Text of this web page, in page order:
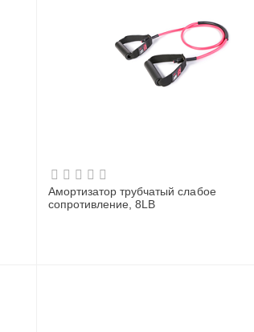
Амортизатор трубчатый слабое
сопротивление, 8LB